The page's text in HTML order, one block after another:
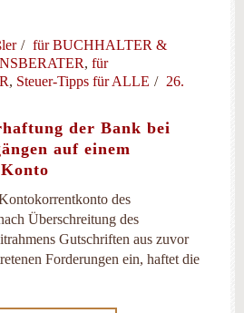
für BUCHHALTER &
, für
, Steuer-Tipps für ALLE
26.
der Bank bei
auf einem
des
Überschreitung des
Gutschriften aus zuvor
Forderungen ein, haftet die